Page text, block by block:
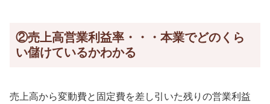
②売上高営業利益率・・・本業でどのくら
い儲けているかわかる
売上高から変動費と固定費を差し引いた残りの営業利益